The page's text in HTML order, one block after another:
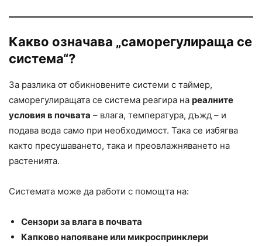
Какво означава „саморегулираща се
система“?
За разлика от обикновените системи с таймер,
саморегулиращата се система реагира на реалните
условия в почвата – влага, температура, дъжд – и
подава вода само при необходимост. Така се избягва
както пресушаването, така и преовлажняването на
растенията.
Системата може да работи с помощта на:
Сензори за влага в почвата
Капково напояване или микроспринклери